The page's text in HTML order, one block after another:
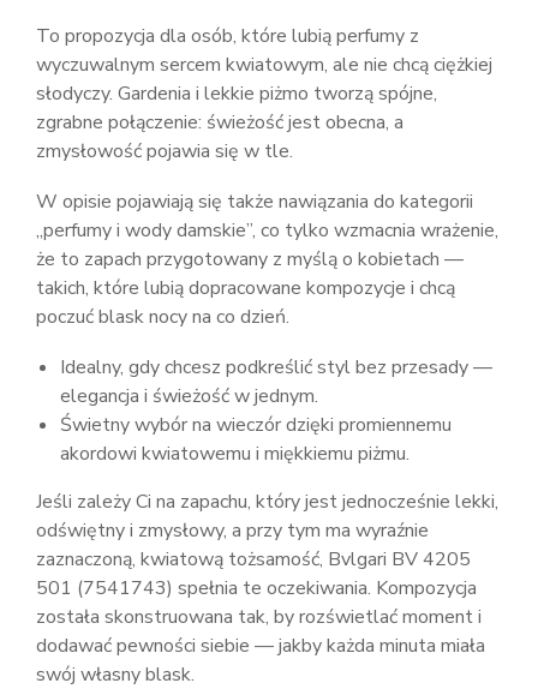
To propozycja dla osób, które lubią perfumy z
wyczuwalnym sercem kwiatowym, ale nie chcą ciężkiej
słodyczy. Gardenia i lekkie piżmo tworzą spójne,
zgrabne połączenie: świeżość jest obecna, a
zmysłowość pojawia się w tle.
W opisie pojawiają się także nawiązania do kategorii
„perfumy i wody damskie”, co tylko wzmacnia wrażenie,
że to zapach przygotowany z myślą o kobietach —
takich, które lubią dopracowane kompozycje i chcą
poczuć blask nocy na co dzień.
Idealny, gdy chcesz podkreślić styl bez przesady —
elegancja i świeżość w jednym.
Świetny wybór na wieczór dzięki promiennemu
akordowi kwiatowemu i miękkiemu piżmu.
Jeśli zależy Ci na zapachu, który jest jednocześnie lekki,
odświętny i zmysłowy, a przy tym ma wyraźnie
zaznaczoną, kwiatową tożsamość, Bvlgari BV 4205
501 (7541743) spełnia te oczekiwania. Kompozycja
została skonstruowana tak, by rozświetlać moment i
dodawać pewności siebie — jakby każda minuta miała
swój własny blask.